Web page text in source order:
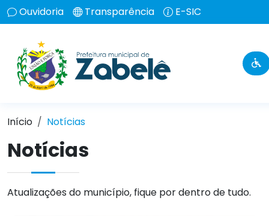
Ouvidoria Transparência E-SIC
Início Notícias
Notícias
Atualizações do município, fique por dentro de tudo.